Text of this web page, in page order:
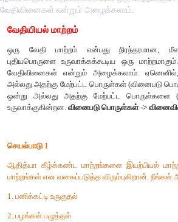
வேதிவினைகள் என்றும் அழைக்கலாம்.
வேதியியல் மாற்றம்
புதியபொருளை உருவாக்கக்கூடிய
வேதிவினைகள் என்றும்
அல்லது அதற்கு மேற்பட்ட பொருள்கள்
ஒன்று அல்லது அதற்கு மேற்பட்ட